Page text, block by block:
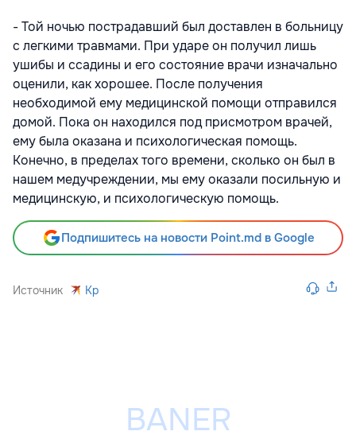
- Той ночью пострадавший был доставлен в больницу
с легкими травмами. При ударе он получил лишь
ушибы и ссадины и его состояние врачи изначально
оценили, как хорошее. После получения
необходимой ему медицинской помощи отправился
домой. Пока он находился под присмотром врачей,
ему была оказана и психологическая помощь.
Конечно, в пределах того времени, сколько он был в
нашем медучреждении, мы ему оказали посильную и
медицинскую, и психологическую помощь.
Подпишитесь на новости Point.md в Google
Источник Kp